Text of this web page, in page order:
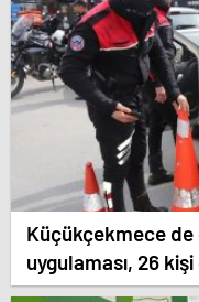
Küçükçekmece de
uygulaması, 26 kişi